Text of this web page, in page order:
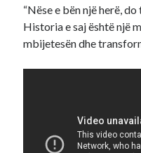
“Nëse e bën një herë,
Historia e saj është një
mbijetesën dhe